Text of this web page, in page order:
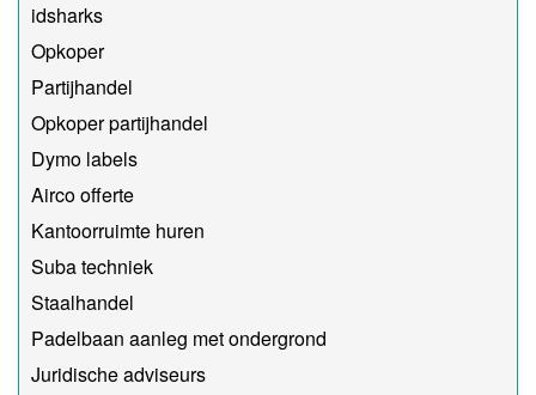
idsharks
Opkoper
Partijhandel
Opkoper partijhandel
Dymo labels
Airco offerte
Kantoorruimte huren
Suba techniek
Staalhandel
Padelbaan aanleg met ondergrond
Juridische adviseurs